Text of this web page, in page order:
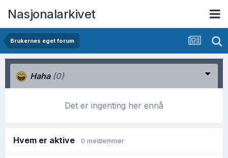
Nasjonalarkivet
Brukernes eget forum
Haha (0)
Det er ingenting her ennå
Hvem er aktive 0 medlemmer